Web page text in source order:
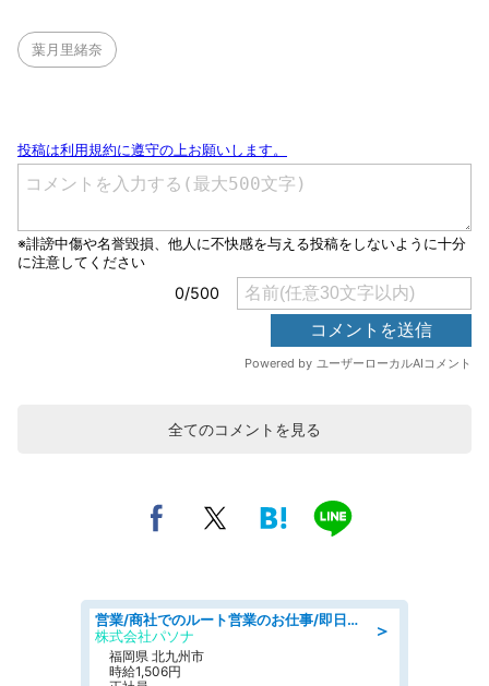
葉月里緒奈
全てのコメントを見る
＞
営業/商社でのルート営業のお仕事/即日勤務可/車通勤可/営業
株式会社パソナ
福岡県 北九州市
時給1,506円